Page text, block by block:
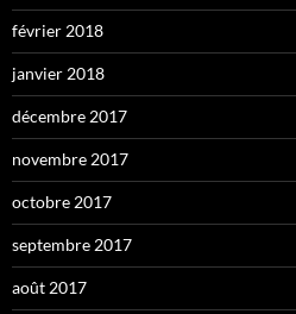
février 2018
janvier 2018
décembre 2017
novembre 2017
octobre 2017
septembre 2017
août 2017